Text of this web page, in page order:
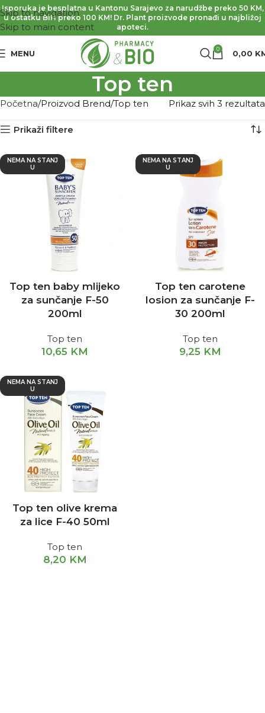
Skip to navigation
Skip to main content
Isporuka je besplatna u Kantonu Sarajevo za narudžbe preko 50 KM,
u ostatku BiH preko 100 KM! Dr. Plant proizvode pronađi u najbližoj
apoteci.
MENU 0 0,00
Top ten
Početna Proizvod Brend Top ten Prikaz svih 3 rezultata
Prikaži filtere
NEMA NA STANJ
U
Top ten baby mlijeko
za sunčanje F-50
200ml
Top ten
10,65 KM
NEMA NA STANJ
U
Top ten carotene
losion za sunčanje F-
30 200ml
Top ten
9,25 KM
NEMA NA STANJ
U
Top ten olive krema
za lice F-40 50ml
Top ten
8,20 KM